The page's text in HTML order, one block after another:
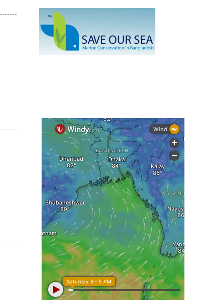
মাছ
কক্সবাজারে প্যারাসেইলিংয়ে নিরাপত্তা
ঝুঁকি, নেই স্থায়ী পদক্ষেপ
১৩ জেলায় ঝোড়ো হাওয়া-বজ্রবৃষ্টির
শঙ্কা, নদীবন্দরে ১ নম্বর সতর্কসংকেত
সাগরে একাধিক লঘুচাপের শঙ্কা